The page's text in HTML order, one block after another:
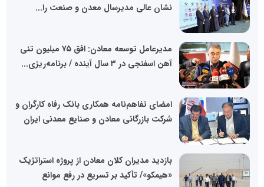
نشان عالی مدیرسال معدن و صنعت را...
مدیرعامل توسعه معادن: افق ۷۵ میلیون تنی
آهن اسفنجی در ۳ سال آینده / برنامه‌ریزی...
امضای تفاهم‌نامه همکاری بانک رفاه کارگران و
شرکت بازرگانی معادن و صنایع معدنی ایران
بازدید مدیران کلان معادن از پروژه استراتژیک
«هیمکو»/ تأکید بر تسریع در رفع موانع